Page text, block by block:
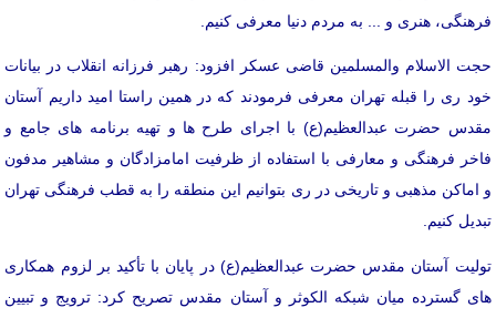
فرهنگی، هنری و ... به مردم دنیا معرفی کنیم.
حجت الاسلام والمسلمین قاضی عسکر افزود: رهبر فرزانه انقلاب در بیانات
خود ری را قبله تهران معرفی فرمودند که در همین راستا امید داریم آستان
مقدس حضرت عبدالعظیم(ع) با اجرای طرح ها و تهیه برنامه های جامع و
فاخر فرهنگی و معارفی با استفاده از ظرفیت امامزادگان و مشاهیر مدفون
و اماکن مذهبی و تاریخی در ری بتوانیم این منطقه را به قطب فرهنگی تهران
تبدیل کنیم.
تولیت آستان مقدس حضرت عبدالعظیم(ع) در پایان با تأکید بر لزوم همکاری
های گسترده میان شبکه الکوثر و آستان مقدس تصریح کرد: ترویج و تبیین